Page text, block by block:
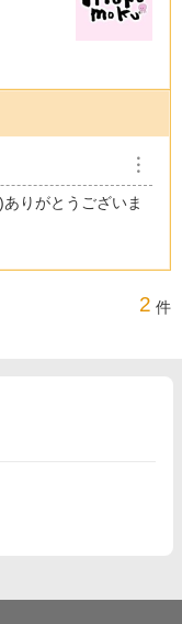
︙
りがとうございま
2 件